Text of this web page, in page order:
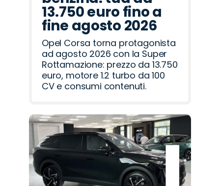
13.750 euro fino a
fine agosto 2026
Opel Corsa torna protagonista
ad agosto 2026 con la Super
Rottamazione: prezzo da 13.750
euro, motore 1.2 turbo da 100
CV e consumi contenuti.